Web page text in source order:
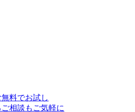
無料でお試し
ご相談もご気軽に